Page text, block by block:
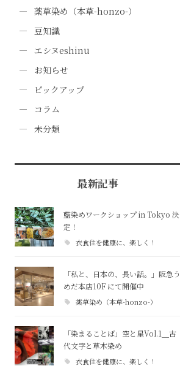
薬草染め（本草-honzo-）
豆知識
エシヌeshinu
お知らせ
ピックアップ
コラム
未分類
最新記事
藍染めワークショップ in Tokyo 決
定！
衣食住を健康に、楽しく！
「私と、日本の、長い話。」阪急う
めだ本店10F にて開催中
薬草染め（本草-honzo-）
「染まることば」空と星Vol.1＿古
代文字と草木染め
衣食住を健康に、楽しく！